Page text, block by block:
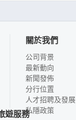
關於我們
公司背景
最新動向
新聞發佈
分行位置
人才招聘及發展
私隱政策
遊服務